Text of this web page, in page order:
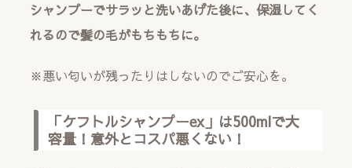
シャンプーでサラッと洗いあげた後に、保湿してく
れるので髪の毛がもちもちに。
※悪い匂いが残ったりはしないのでご安心を。
「ケフトルシャンプーex」は500mlで大
容量！意外とコスパ悪くない！